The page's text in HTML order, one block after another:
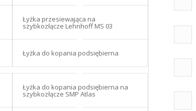
Łyżka przesiewająca na
szybkozłącze Lehnhoff MS 03
Łyżka do kopania podsiębierna
Łyżka do kopania podsiębierna na
szybkozłącze SMP Atlas